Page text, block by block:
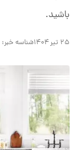
باشید.
۲۵ تیر ۱۴۰۴ شناسه خبر: